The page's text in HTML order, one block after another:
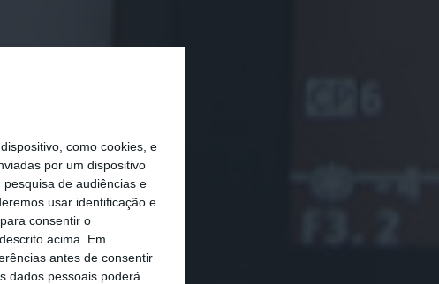
como cookies, e
por um dispositivo
de audiências e
usar identificação e
consentir o
acima. Em
antes de consentir
dados pessoais poderá